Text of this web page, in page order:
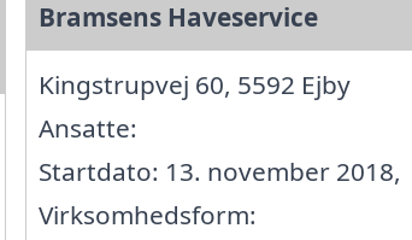
Bramsens Haveservice
Kingstrupvej 60, 5592 Ejby
Ansatte:
Startdato: 13. november 2018,
Virksomhedsform: